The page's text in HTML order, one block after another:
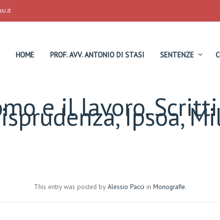
HOME PROF. AVV. ANTONIO DI STASI SENTENZE
e il lavoro.
Ipsoa,
This entry was posted by Alessio Pacci in Monografie.